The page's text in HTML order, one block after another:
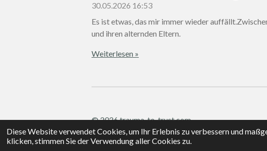
Diese Website verwendet Cookies, um Ihr Erlebnis zu verbessern und
klicken, stimmen Sie der Verwendung aller Cookies zu.
30.05.2026 16:53
Es ist etwas, das mir immer wieder
und ihren alternden Eltern.
Weiterlesen »
© 2026 trauma-to-trust.com